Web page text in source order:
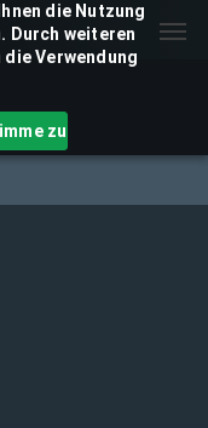
die Nutzung
Durch weiteren
Verwendung
zu